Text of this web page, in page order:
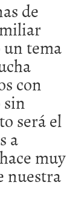
de
un tema
con
será el
a
muy
nuestra